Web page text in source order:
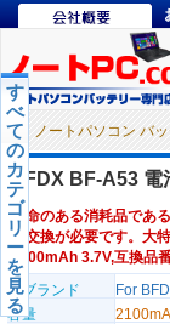
ノートパソコン バ
す
べ
て
の
カ
テ
ゴ
リ
ー
を
見
る
BFDX BF-A53 電
寿命のある消耗品であ
ー交換が必要です。大
2100mAh 3.7V,互換品
のブランド
For
容量